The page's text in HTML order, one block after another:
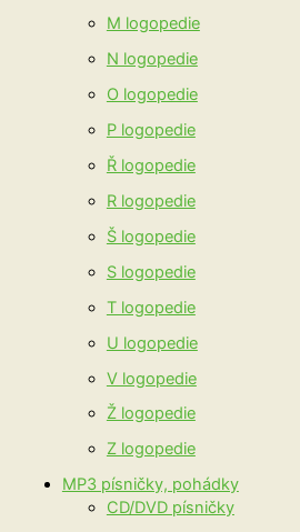
M logopedie
N logopedie
O logopedie
P logopedie
Ř logopedie
R logopedie
Š logopedie
S logopedie
T logopedie
U logopedie
V logopedie
Ž logopedie
Z logopedie
MP3 písničky, pohádky
CD/DVD písničky